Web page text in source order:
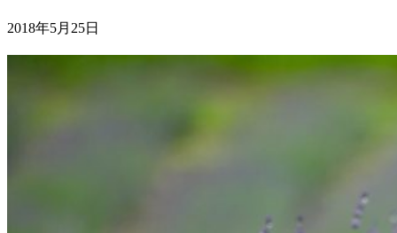
2018年5月25日